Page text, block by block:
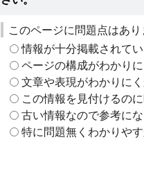
このページに問題点はあり
情報が十分掲載されて
ページの構成がわかり
文章や表現がわかりに
この情報を見付けるの
古い情報なので参考に
特に問題無くわかりや